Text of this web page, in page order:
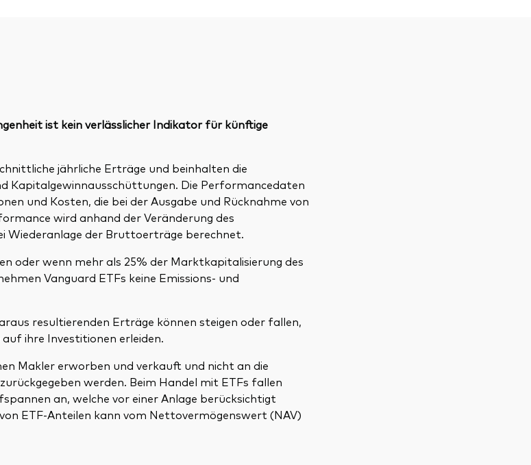
ist kein verlässlicher Indikator für künftige
jährliche Erträge und beinhalten die
Kapitalgewinnausschüttungen. Die Performancedaten
und Kosten, die bei der Ausgabe und Rücknahme von
wird anhand der Veränderung des
Wiederanlage der Bruttoerträge berechnet.
oder wenn mehr als 25% der Marktkapitalisierung des
Vanguard ETFs keine Emissions- und
resultierenden Erträge können steigen oder fallen,
ihre Investitionen erleiden.
Makler erworben und verkauft und nicht an die
werden. Beim Handel mit ETFs fallen
an, welche vor einer Anlage berücksichtigt
ETF-Anteilen kann vom Nettovermögenswert (NAV)